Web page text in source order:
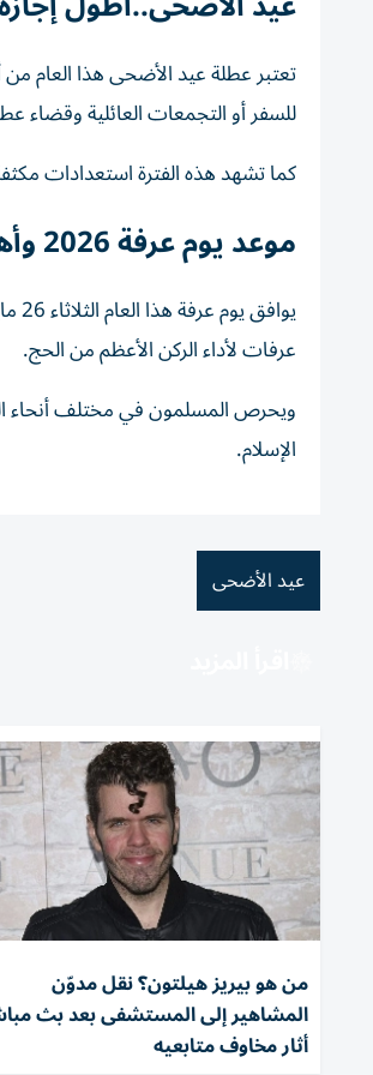
تعتبر عطلة عيد الأضحى هذا العام
للسفر أو التجمعات العائلية وقضاء
كما تشهد هذه الفترة استعدادات
موعد يوم عرفة 2026 وأهميته
عرفات لأداء الركن الأعظم من الحج.
ويحرص المسلمون في مختلف أنحاء
الإسلام.
عيد الأضحى
من هو بيريز هيلتون؟ نقل مدوّن
المشاهير إلى المستشفى بعد بث
أثار مخاوف متابعيه